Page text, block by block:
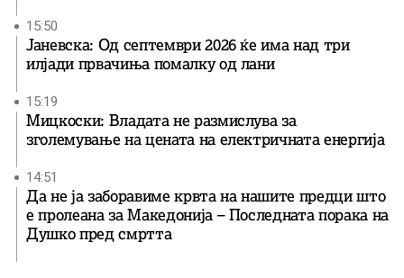
15:50
Јаневска: Од септември 2026 ќе има над три
илјади првачиња помалку од лани
15:19
Мицкоски: Владата не размислува за
зголемување на цената на електричната енергија
14:51
Да не ја заборавиме крвта на нашите предци што
е пролеана за Македонија – Последната порака на
Душко пред смртта